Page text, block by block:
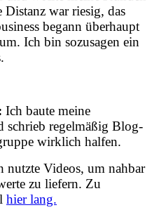
war riesig, das
begann überhaupt
Ich bin sozusagen ein
Ich baute meine
schrieb regelmäßig Blog-
wirklich halfen.
nutzte Videos, um nahbar
zu liefern. Zu
hier lang.